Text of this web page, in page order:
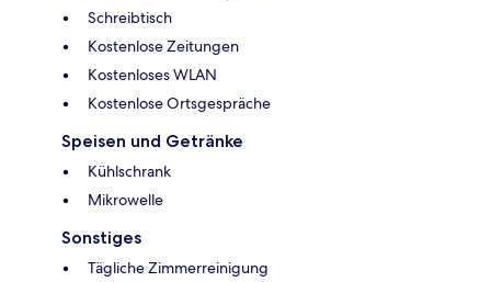
Schreibtisch
Kostenlose Zeitungen
Kostenloses WLAN
Kostenlose Ortsgespräche
Speisen und Getränke
Kühlschrank
Mikrowelle
Sonstiges
Tägliche Zimmerreinigung